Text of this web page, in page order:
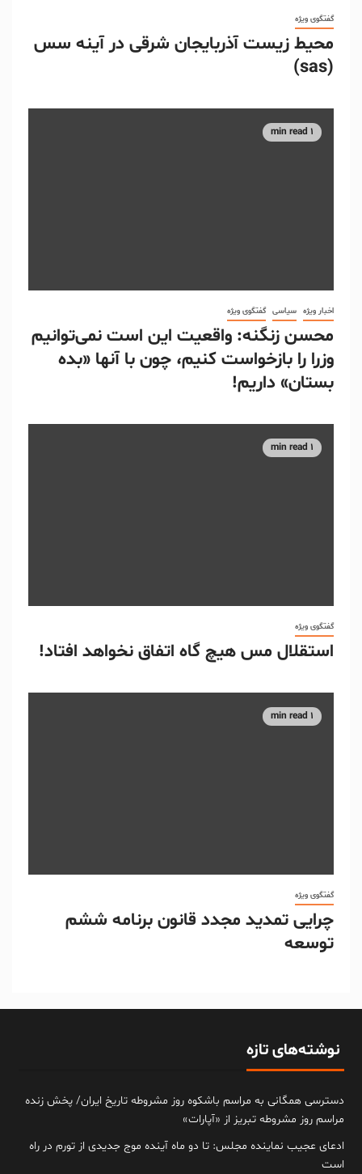
گفتگوی ویژه
محیط زیست آذربایجان شرقی در آینه سس
(sas)
1 min read
اخبار ویژه سیاسی گفتگوی ویژه
محسن زنگنه: واقعیت این است نمی‌توانیم
وزرا را بازخواست کنیم، چون با آنها «بده
بستان» داریم!
1 min read
گفتگوی ویژه
استقلال مس هیچ گاه اتفاق نخواهد افتاد!
1 min read
گفتگوی ویژه
چرایی تمدید مجدد قانون برنامه ششم
توسعه
نوشته‌های تازه
دسترسی همگانی به مراسم باشکوه روز مشروطه تاریخ ایران/ پخش زنده
مراسم روز مشروطه تبریز از «آپارات»
ادعای عجیب نماینده مجلس: تا دو ماه آینده موج جدیدی از تورم در راه
است